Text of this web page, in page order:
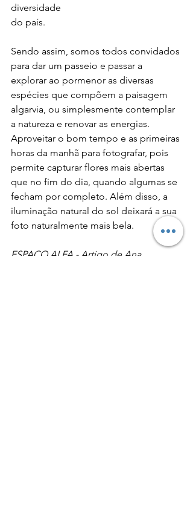
diversidade
do país.
Sendo assim, somos todos convidados
para dar um passeio e passar a
explorar ao pormenor as diversas
espécies que compõem a paisagem
algarvia, ou simplesmente contemplar
a natureza e renovar as energias.
Aproveitar o bom tempo e as primeiras
horas da manhã para fotografar, pois
permite capturar flores mais abertas
que no fim do dia, quando algumas se
fecham por completo. Além disso, a
iluminação natural do sol deixará a sua
foto naturalmente mais bela.
ESPAÇO ALFA - Artigo de Ana